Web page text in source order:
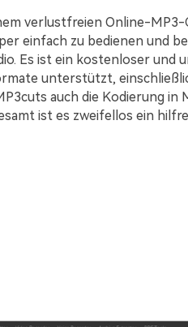
verlustfreien Online-MP3-
einfach zu bedienen und
Es ist ein kostenloser und
unterstützt,
auch die Kodierung in
ist es zweifellos ein